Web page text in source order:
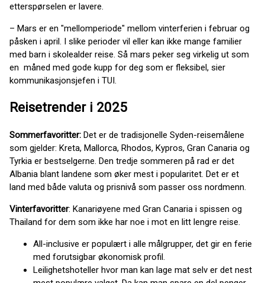
etterspørselen er lavere.
– Mars er en "mellomperiode" mellom vinterferien i februar og
påsken i april. I slike perioder vil eller kan ikke mange familier
med barn i skolealder reise. Så mars peker seg virkelig ut som
en måned med gode kupp for deg som er fleksibel, sier
kommunikasjonsjefen i TUI.
Reisetrender i 2025
Sommerfavoritter: Det er de tradisjonelle Syden-reisemålene
som gjelder: Kreta, Mallorca, Rhodos, Kypros, Gran Canaria og
Tyrkia er bestselgerne. Den tredje sommeren på rad er det
Albania blant landene som øker mest i popularitet. Det er et
land med både valuta og prisnivå som passer oss nordmenn.
Vinterfavoritter: Kanariøyene med Gran Canaria i spissen og
Thailand for dem som ikke har noe i mot en litt lengre reise.
All-inclusive er populært i alle målgrupper, det gir en ferie
med forutsigbar økonomisk profil.
Leilighetshoteller hvor man kan lage mat selv er det nest